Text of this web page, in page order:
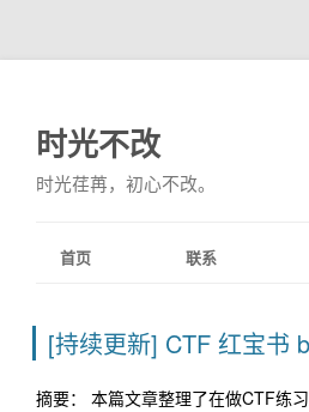
时光不改
时光荏苒，初心不改。
首页 联系
[持续更新] CTF 红宝书
摘要： 本篇文章整理了在做CTF练